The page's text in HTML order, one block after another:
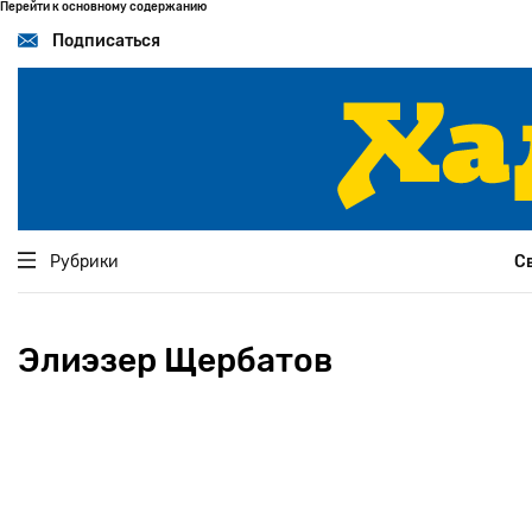
Перейти к основному содержанию
Подписаться
Рубрики
Элиэзер Щербатов